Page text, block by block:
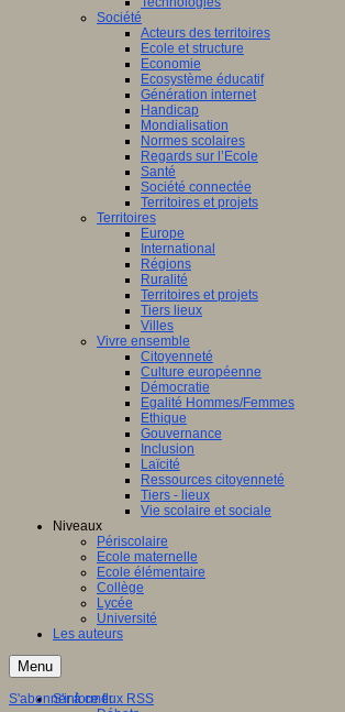
Société
Acteurs des territoires
Ecole et structure
Economie
Ecosystème éducatif
Génération internet
Handicap
Mondialisation
Normes scolaires
Regards sur l’Ecole
Santé
Société connectée
Territoires et projets
Territoires
Europe
International
Régions
Ruralité
Territoires et projets
Tiers lieux
Villes
Vivre ensemble
Citoyenneté
Culture européenne
Démocratie
Egalité Hommes/Femmes
Ethique
Gouvernance
Inclusion
Laïcité
Ressources citoyenneté
Tiers - lieux
Vie scolaire et sociale
Niveaux
Périscolaire
Ecole maternelle
Ecole élémentaire
Collège
Lycée
Université
Les auteurs
Menu
S'informer
S'abonner à ce flux RSS